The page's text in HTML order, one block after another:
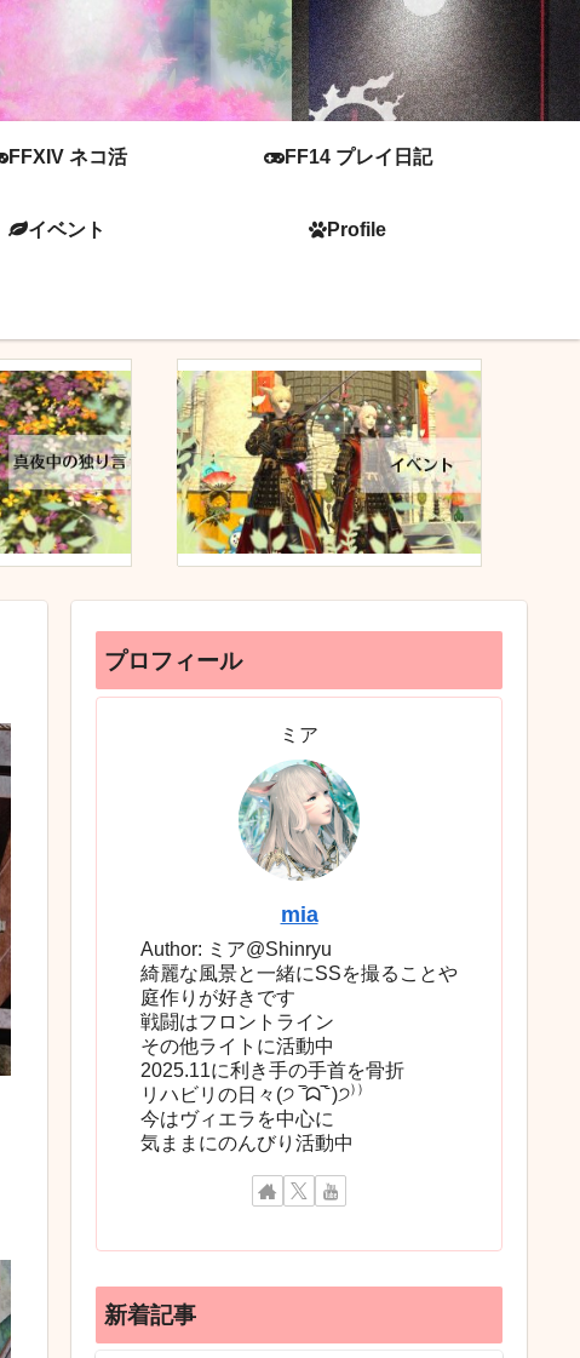
FFXIV ネコ活 FF14 プレイ日記
イベント Profile
プロフィール
ミア
mia
Author: ミア@Shinryu
綺麗な風景と一緒にSSを撮ることや
庭作りが好きです
戦闘はフロントライン
その他ライトに活動中
2025.11に利き手の手首を骨折
リハビリの日々(੭ ‾᷄ᗣ‾᷅ )੭⁾⁾
今はヴィエラを中心に
気ままにのんびり活動中
新着記事